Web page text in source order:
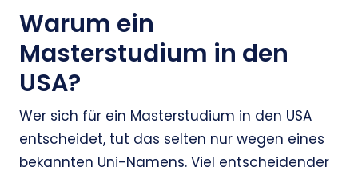
Warum ein
Masterstudium in den
USA?
Wer sich für ein Masterstudium in den USA
entscheidet, tut das selten nur wegen eines
bekannten Uni-Namens. Viel entscheidender